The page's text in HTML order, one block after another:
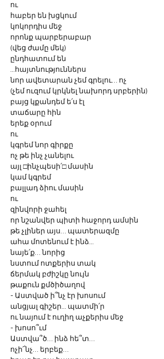
ու
հաբեր են խցկում
կոկորդիս մեջ
որոնք պարբերաբար
(վեց ժամը մեկ)
ընդհատում են
...հայտնություններս
նոր ավետարան չեմ գրելու… ոչ
(չեմ ուզում կրկնել նախորդ սրբերին)
բայց կքանդեմ ե՛ս էլ
տաճարը հին
երեք օրում
ու
կգրեմ նոր գիրքը
ոչ թե ինչ չանելու
այլ □ինչպեսի՛□ մասին
կամ կգրեմ
բալլադ ձիու մասին
ու
զինվորի ջահել
որ նշանվեր պիտի հաջորդ ամսին
թե չլիներ այս… պատերազմը
ահա մոտենում է ինձ...
նայե՛ք… նորից
նստում ոտքերիս տակ
ճերմակ բժիշկը նույն
թաքուն քմծիծաղով
- Աստված ի՞նչ էր խոսում
անցյալ գիշեր... պատմի՛ր
ու նայում է ուղիղ աչքերիս մեջ
- խոսո՞ւմ
Աստվա՞ծ… ինձ հե՞տ…
ոչի՜նչ… երբեք…